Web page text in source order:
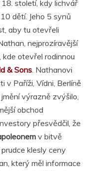
století, kdy lichvář
dětí. Jeho 5 synů
aby tu otevřeli
nejprozíravější
otevřel rodinnou
& Sons. Nathanovi
v Paříži, Vídni, Berlíně
výrazně zvýšilo,
obchod
přesvědčil, že
v bitvě
klesly ceny
který měl informace